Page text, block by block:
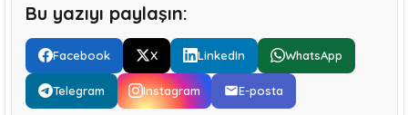
Bu yazıyı paylaşın:
Facebook X LinkedIn WhatsApp
Telegram Instagram E-posta